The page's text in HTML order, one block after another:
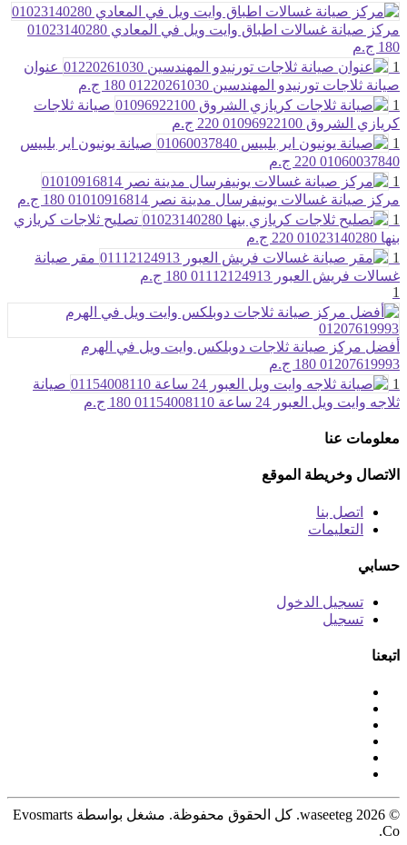
مركز صيانة غسالات اطباق وايت ويل في المعادي 01023140280
180 ج.م
1
عنوان
صيانة ثلاجات تورنيدو المهندسين 01220261030
180 ج.م
1
صيانة ثلاجات
كريازي الشروق 01096922100
220 ج.م
1
صيانة يونيون اير بلبيس
01060037840 220 ج.م
1
مركز صيانة غسالات يونيفرسال مدينة نصر 01010916814
180 ج.م
1
تصليح ثلاجات كريازي
بنها 01023140280
220 ج.م
1
مقر صيانة
غسالات فريش العبور 01112124913
180 ج.م
1
أفضل مركز صيانة ثلاجات دوبلكس وايت ويل في الهرم
01207619993 180 ج.م
1
صيانة
ثلاجه وايت ويل العبور 24 ساعة 01154008110
180 ج.م
معلومات عنا
الاتصال وخريطة الموقع
اتصل بنا
التعليمات
حسابي
تسجيل الدخول
تسجيل
اتبعنا
© 2026 waseeteg. كل الحقوق محفوظة. مشغل بواسطة Evosmarts
Co.